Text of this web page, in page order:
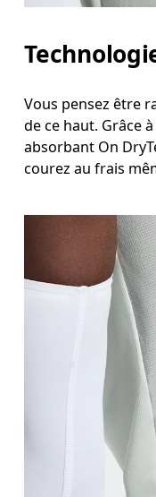
Vous pensez être
de ce haut. Grâce
absorbant On
courez au frais